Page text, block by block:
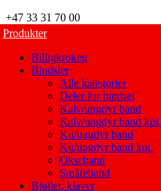
+47 33 31 70 00
Produkter
Billigkroken
Bindsler
Alle kategorier
Deler for bindsel
Kalv/ungdyr band
Kalv/ungdyr band kpl.
Ku/ungdyr band
Ku/ungdyr band kpl.
Okseband
Småfeband
Bjøller, klaver